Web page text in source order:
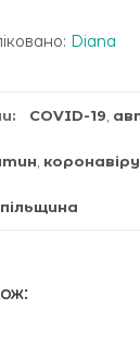
Diana
COVID-19